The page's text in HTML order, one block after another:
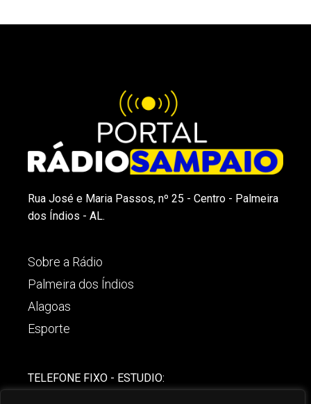
Rua José e Maria Passos, nº 25 - Centro - Palmeira
dos Índios - AL.
Sobre a Rádio
Palmeira dos Índios
Alagoas
Esporte
TELEFONE FIXO - ESTUDIO: